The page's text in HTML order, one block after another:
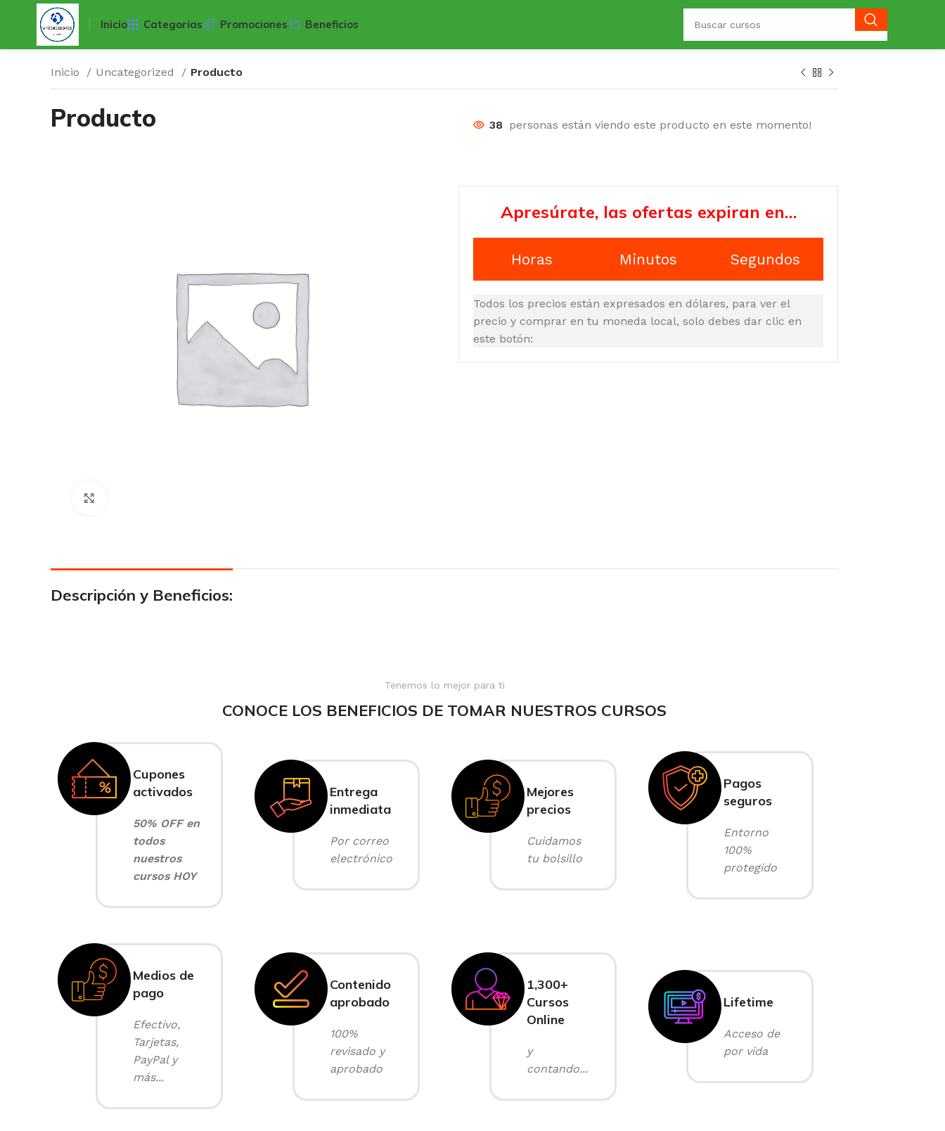
Inicio Categorías Promociones Beneficios
Inicio Uncategorized Producto
Producto 38 personas están viendo este producto en este momento!
Apresúrate, las ofertas expiran en…
Horas Minutos Segundos
Todos los precios están expresados en dólares, para ver el
precio y comprar en tu moneda local, solo debes dar clic en
este botón:
Descripción y Beneficios:
Tenemos lo mejor para ti
CONOCE LOS BENEFICIOS DE TOMAR NUESTROS CURSOS
Cupones
activados
50% OFF en
todos
nuestros
cursos HOY
Entrega
inmediata
Por correo
electrónico
Mejores
precios
Cuidamos
tu bolsillo
Pagos
seguros
Entorno
100%
protegido
Medios de
pago
Efectivo,
Tarjetas,
PayPal y
más...
Contenido
aprobado
100%
revisado y
aprobado
1,300+
Cursos
Online
y
contando...
Lifetime
Acceso de
por vida